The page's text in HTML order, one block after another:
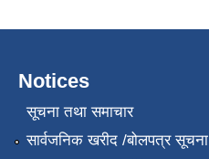
Notices
सूचना तथा समाचार
सार्वजनिक खरीद /बोलपत्र सूचना